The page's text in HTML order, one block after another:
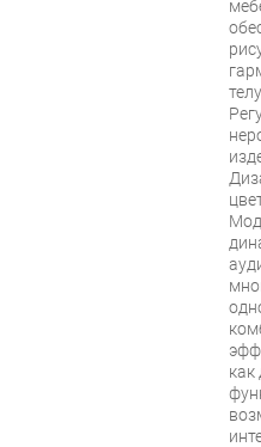
как